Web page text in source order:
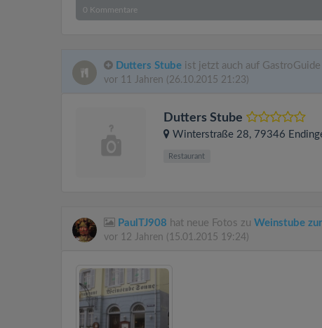
0 Kommentare
Dutters Stube ist jetzt auch auf GastroGuide
vor 11 Jahren (26.10.2015 21:23)
Dutters Stube
Winterstraße 28, 79346
Restaurant
PaulTJ908 hat neue Fotos zu Weinstube
vor 12 Jahren (15.01.2015 19:24)